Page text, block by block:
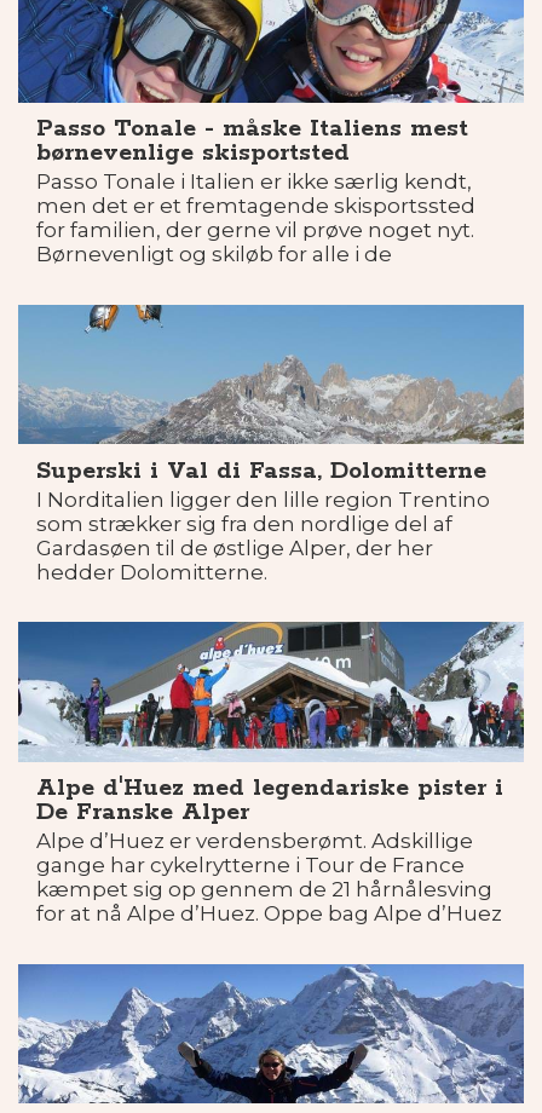
hele familien.
Passo Tonale - måske Italiens mest
børnevenlige skisportsted
Passo Tonale i Italien er ikke særlig kendt,
men det er et fremtagende skisportssted
for familien, der gerne vil prøve noget nyt.
Børnevenligt og skiløb for alle i de
Superski i Val di Fassa, Dolomitterne
I Norditalien ligger den lille region Trentino
som strækker sig fra den nordlige del af
Gardasøen til de østlige Alper, der her
hedder Dolomitterne.
Alpe d'Huez med legendariske pister i
De Franske Alper
Alpe d’Huez er verdensberømt. Adskillige
gange har cykelrytterne i Tour de France
kæmpet sig op gennem de 21 hårnålesving
for at nå Alpe d’Huez. Oppe bag Alpe d’Huez
som elsker sne og skisport.